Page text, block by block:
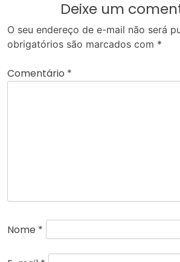
Deixe um
O seu endereço de e-mail não será
obrigatórios são marcados com *
Comentário *
Nome *